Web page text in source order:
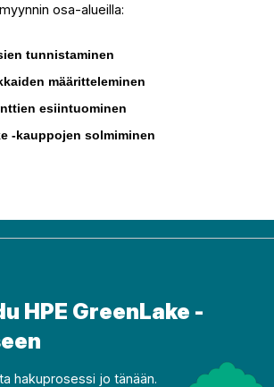
osa-alueilla:
tunnistaminen
määritteleminen
esiintuominen
-kauppojen solmiminen
HPE GreenLake -
hakuprosessi jo tänään.